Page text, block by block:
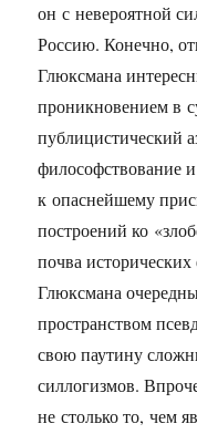
он с невероятной
Россию. Конечно,
Глюксмана
проникновением в
публицистический
философствование
к опаснейшему
построений ко
почва исторических
Глюксмана
пространством
свою паутину
силлогизмов.
не столько то, чем